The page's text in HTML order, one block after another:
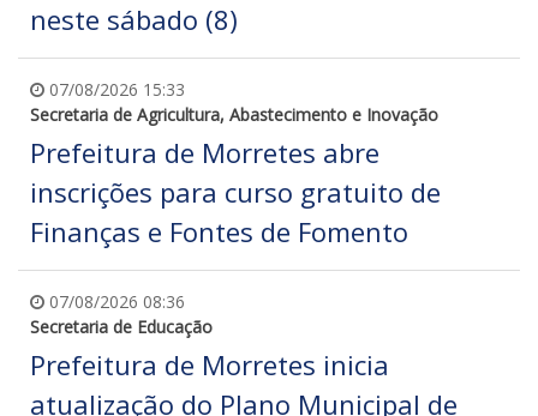
neste sábado (8)
07/08/2026 15:33
Secretaria de Agricultura, Abastecimento e Inovação
Prefeitura de Morretes abre
inscrições para curso gratuito de
Finanças e Fontes de Fomento
07/08/2026 08:36
Secretaria de Educação
Prefeitura de Morretes inicia
atualização do Plano Municipal de